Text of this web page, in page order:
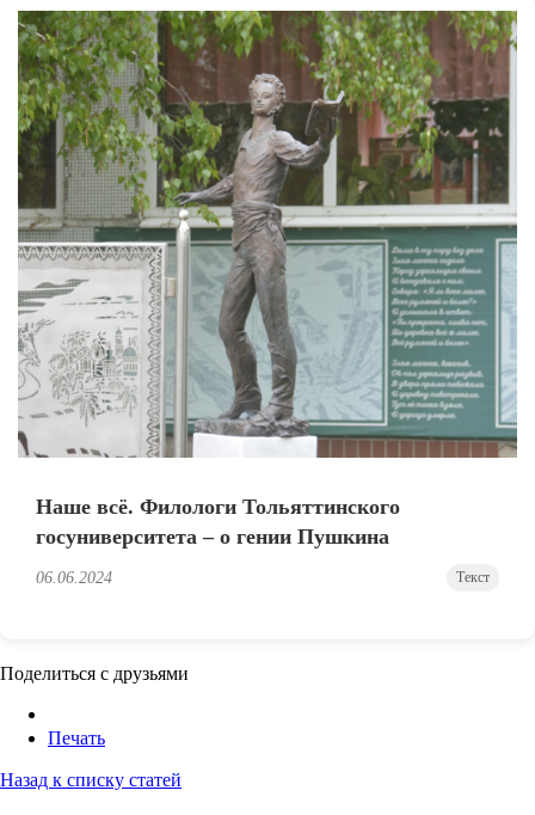
Наше всё. Филологи Тольяттинского
госуниверситета – о гении Пушкина
06.06.2024 Текст
Поделиться с друзьями
Печать
Назад к списку статей